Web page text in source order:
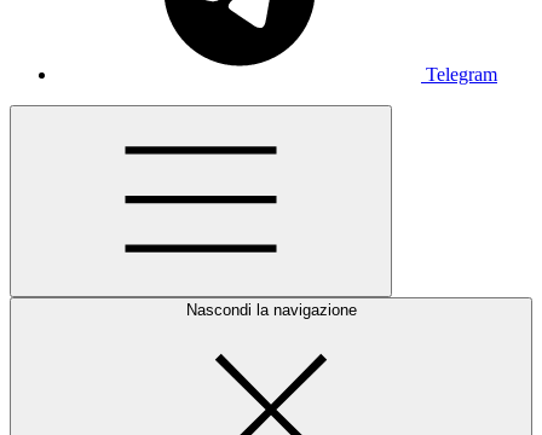
Telegram
Nascondi la navigazione